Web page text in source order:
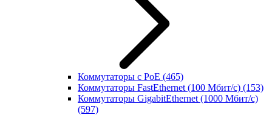
Коммутаторы с PoE (465)
Коммутаторы FastEthernet (100 Мбит/с) (153)
Коммутаторы GigabitEthernet (1000 Мбит/с)
(597)